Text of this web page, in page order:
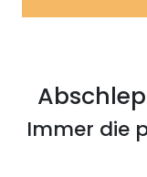
Immer die